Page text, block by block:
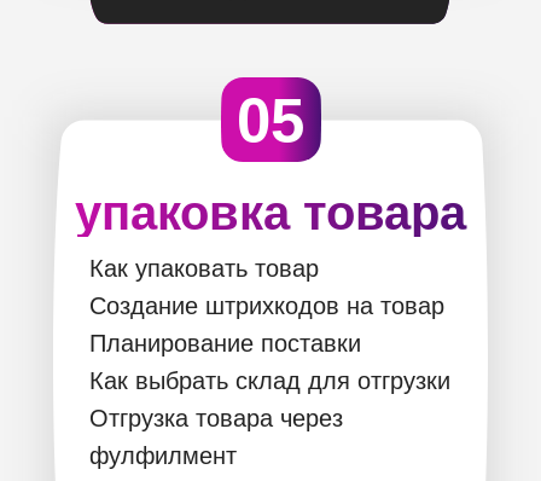
упаковка товара
Как упаковать товар
Создание штрихкодов на товар
Планирование поставки
Как выбрать склад для отгрузки
Отгрузка товара через
фулфилмент
05